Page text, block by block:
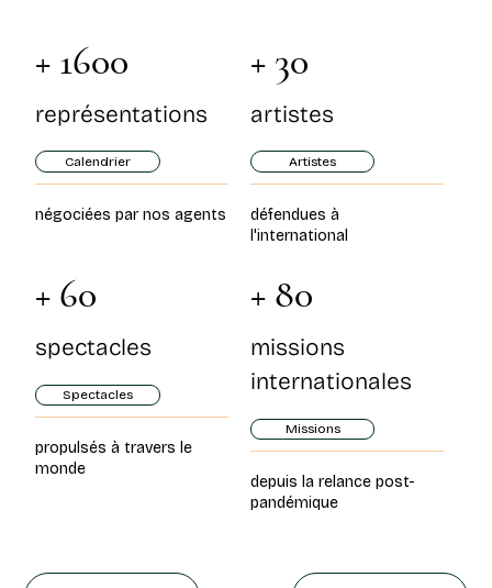
+ 1600
représentations
négociées par nos agents
Calendrier
+ 30
artistes
défendues à
l'international
Artistes
+ 60
spectacles
propulsés à travers le
monde
Spectacles
+ 80
missions
internationales
depuis la relance post-
pandémique
Missions